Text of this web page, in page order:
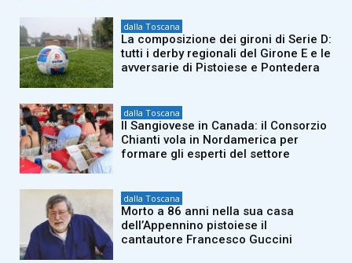
dalla Toscana
La composizione dei gironi di Serie D:
tutti i derby regionali del Girone E e le
avversarie di Pistoiese e Pontedera
dalla Toscana
Il Sangiovese in Canada: il Consorzio
Chianti vola in Nordamerica per
formare gli esperti del settore
dalla Toscana
Morto a 86 anni nella sua casa
dell’Appennino pistoiese il
cantautore Francesco Guccini